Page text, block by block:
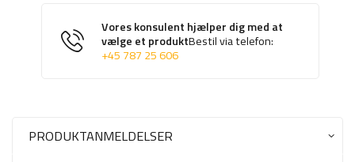
Vores konsulent hjælper dig med at
vælge et produktBestil via telefon:
+45 787 25 606
PRODUKTANMELDELSER